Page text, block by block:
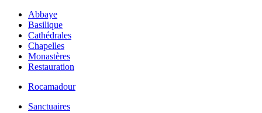
Abbaye
Basilique
Cathédrales
Chapelles
Monastères
Restauration
Rocamadour
Sanctuaires